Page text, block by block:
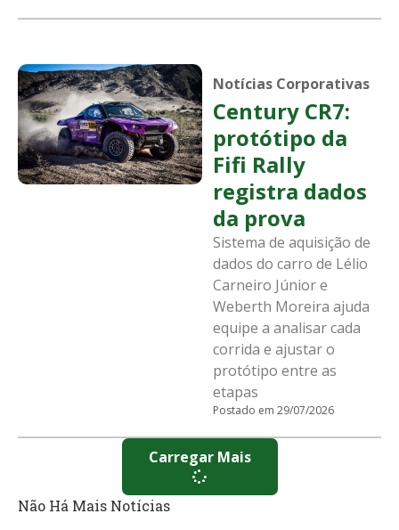
Notícias Corporativas
Century CR7:
protótipo da
Fifi Rally
registra dados
da prova
Sistema de aquisição de
dados do carro de Lélio
Carneiro Júnior e
Weberth Moreira ajuda
equipe a analisar cada
corrida e ajustar o
protótipo entre as
etapas
Postado em 29/07/2026
Carregar Mais
Não Há Mais Notícias